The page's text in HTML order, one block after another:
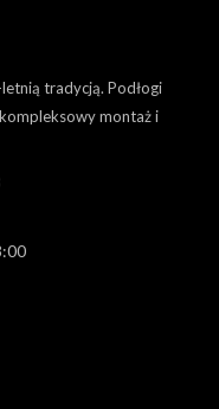
tradycją. Podłogi
montaż i